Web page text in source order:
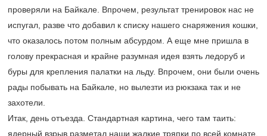
проверяли на Байкале. Впрочем, результат тренировок нас не
испугал, разве что добавил к списку нашего снаряжения кошки,
что оказалось потом полным абсурдом. А еще мне пришла в
голову прекрасная и крайне разумная идея взять ледоруб и
буры для крепления палатки на льду. Впрочем, они были очень
рады побывать на Байкале, но вылезти из рюкзака так и не
захотели.
Итак, день отъезда. Стандартная картина, чего там таить:
ядерный взрыв разметал наши жалкие тряпки по всей комнате,